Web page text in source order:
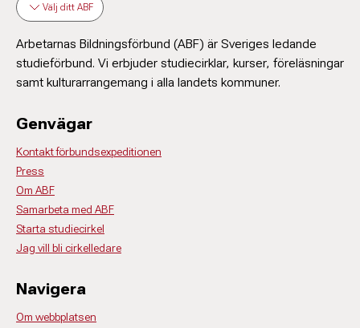
Välj ditt ABF
Arbetarnas Bildningsförbund (ABF) är Sveriges ledande
studieförbund. Vi erbjuder studiecirklar, kurser, föreläsningar
samt kulturarrangemang i alla landets kommuner.
Genvägar
Kontakt förbundsexpeditionen
Press
Om ABF
Samarbeta med ABF
Starta studiecirkel
Jag vill bli cirkelledare
Navigera
Om webbplatsen